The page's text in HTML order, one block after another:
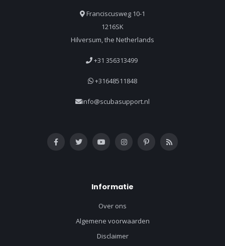
Franciscusweg 10-1
1216SK
Hilversum, the Netherlands
+31 356313499
+31648511848
info@scubasupport.nl
Informatie
Over ons
Algemene voorwaarden
Disclaimer